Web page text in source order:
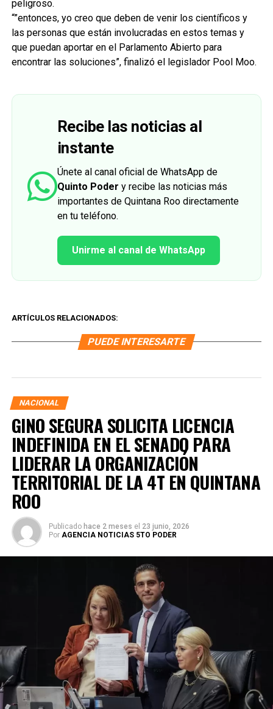
peligroso.
“”entonces, yo creo que deben de venir los científicos y
las personas que están involucradas en estos temas y
que puedan aportar en el Parlamento Abierto para
encontrar las soluciones”, finalizó el legislador Pool Moo.
Recibe las noticias al
instante
Únete al canal oficial de WhatsApp de
Quinto Poder y recibe las noticias más
importantes de Quintana Roo directamente
en tu teléfono.
Unirme al canal de WhatsApp
ARTÍCULOS RELACIONADOS:
PUEDE INTERESARTE
NACIONAL
GINO SEGURA SOLICITA LICENCIA
INDEFINIDA EN EL SENADO PARA
LIDERAR LA ORGANIZACIÓN
TERRITORIAL DE LA 4T EN QUINTANA
ROO
Publicado hace 2 meses el 23 junio, 2026
Por AGENCIA NOTICIAS 5TO PODER